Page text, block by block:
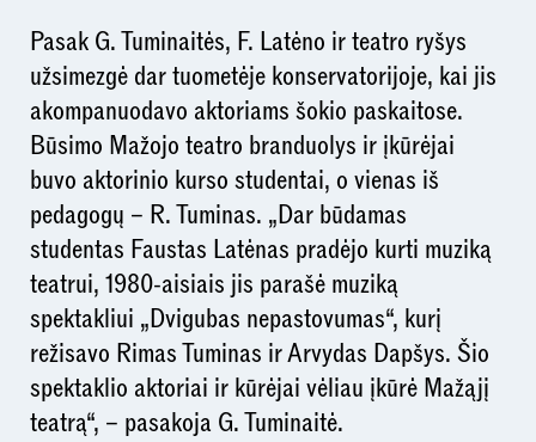
Pasak G. Tuminaitės, F. Latėno ir teatro ryšys
užsimezgė dar tuometėje konservatorijoje, kai jis
akompanuodavo aktoriams šokio paskaitose.
Būsimo Mažojo teatro branduolys ir įkūrėjai
buvo aktorinio kurso studentai, o vienas iš
pedagogų – R. Tuminas. „Dar būdamas
studentas Faustas Latėnas pradėjo kurti muziką
teatrui, 1980-aisiais jis parašė muziką
spektakliui „Dvigubas nepastovumas“, kurį
režisavo Rimas Tuminas ir Arvydas Dapšys. Šio
spektaklio aktoriai ir kūrėjai vėliau įkūrė Mažąjį
teatrą“, – pasakoja G. Tuminaitė.